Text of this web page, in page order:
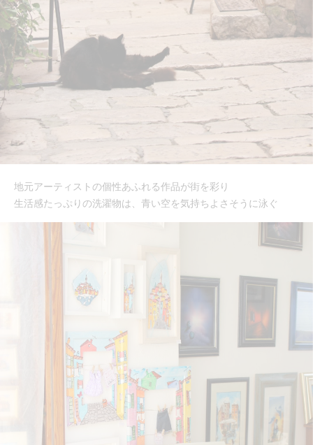
地元アーティストの個性あふれる作品が街を彩り
生活感たっぷりの洗濯物は、青い空を気持ちよさそうに泳ぐ